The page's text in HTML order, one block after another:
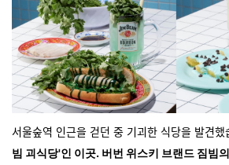
서울숲역 인근을 걷던 중 기괴한 식당을 발견했
빔 괴식당'인 이곳. 버번 위스키 브랜드 짐빔